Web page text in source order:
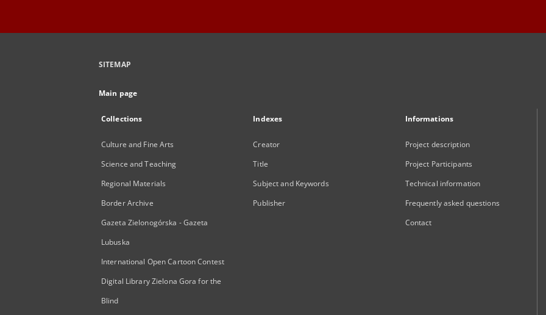
SITEMAP
Main page
Collections
Culture and Fine Arts
Science and Teaching
Regional Materials
Border Archive
Gazeta Zielonogórska - Gazeta
Lubuska
International Open Cartoon Contest
Digital Library Zielona Gora for the
Blind
Indexes
Creator
Title
Subject and Keywords
Publisher
Informations
Project description
Project Participants
Technical information
Frequently asked questions
Contact